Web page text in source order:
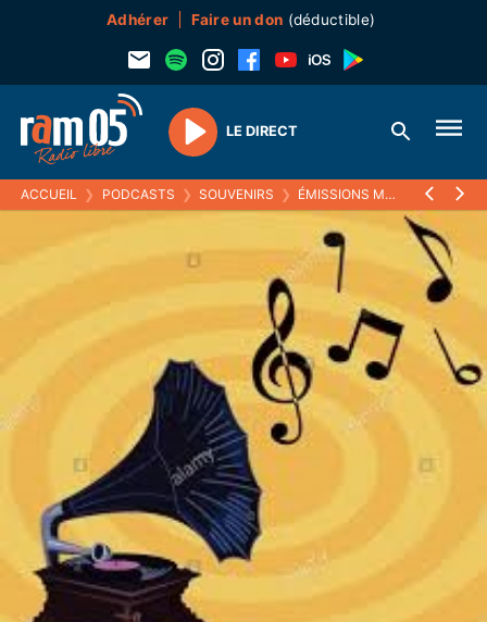
Adhérer Faire un don (déductible)
Play
LE DIRECT
ACCUEIL ❯ PODCASTS ❯ SOUVENIRS ❯ ÉMISSIONS MUSICALES (SOUVENIRS)